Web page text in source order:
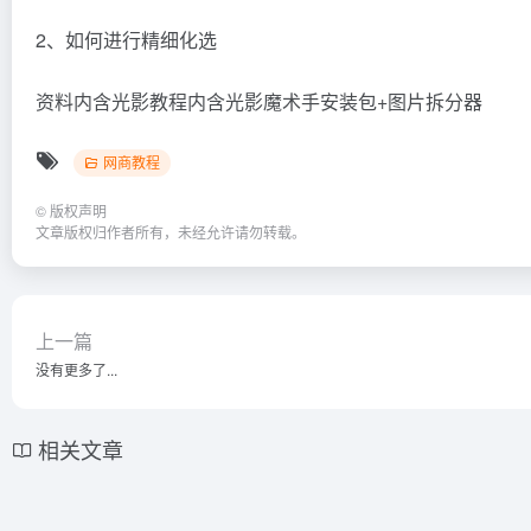
2、如何进行精细化选
资料内含光影教程内含光影魔术手安装包+图片拆分器
网商教程
© 版权声明
文章版权归作者所有，未经允许请勿转载。
上一篇
没有更多了...
相关文章